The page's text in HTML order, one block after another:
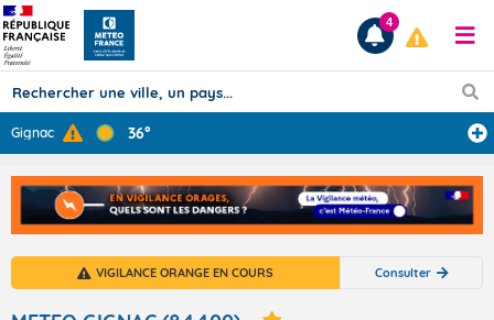
Prévisions
TOUS LES RÉSULTATS
Articles
4
Gignac 36°
VIGILANCE ORANGE EN COURS Consulter